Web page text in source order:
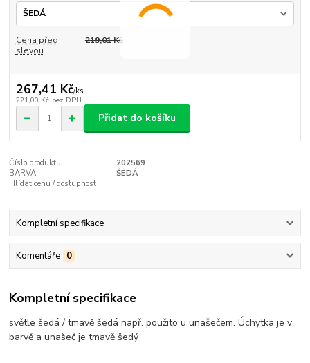
Cena před
slevou
219,01 Kč
267,41 Kč/ks
221,00 Kč bez DPH
Přidat do košíku
Číslo produktu:
202569
BARVA:
ŠEDÁ
Hlídat cenu / dostupnost
Kompletní specifikace
Komentáře 0
Kompletní specifikace
světle šedá / tmavě šedá např. použito u unašečem. Úchytka je v
barvě a unašeč je tmavě šedý